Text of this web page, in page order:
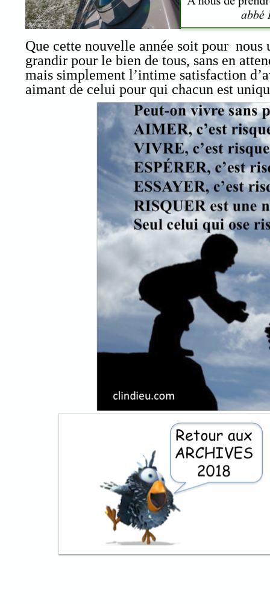
Que cette nouvelle année soit pour
grandir pour le bien de tous, sans en
mais simplement l’intime satisfaction
aimant de celui pour qui chacun est